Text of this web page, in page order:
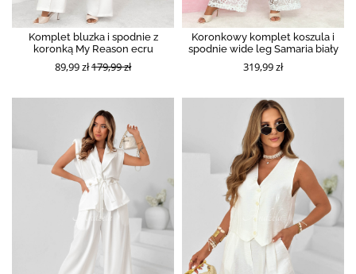
Komplet bluzka i spodnie z
koronką My Reason ecru
89,99 zł179,99 zł
Koronkowy komplet koszula i
spodnie wide leg Samaria biały
319,99 zł